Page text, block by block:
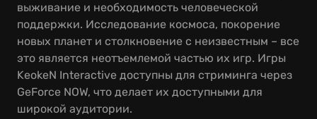
выживание и необходимость человеческой
поддержки. Исследование космоса, покорение
новых планет и столкновение с неизвестным – все
это является неотъемлемой частью их игр. Игры
KeokeN Interactive доступны для стриминга через
GeForce NOW, что делает их доступными для
широкой аудитории.